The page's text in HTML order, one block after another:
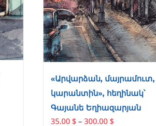
«Արվարձան, մայրամուտ,
կարանտին», հեղինակ՝
Գայանե Եղիազարյան
35.00 $–300.00 $Price